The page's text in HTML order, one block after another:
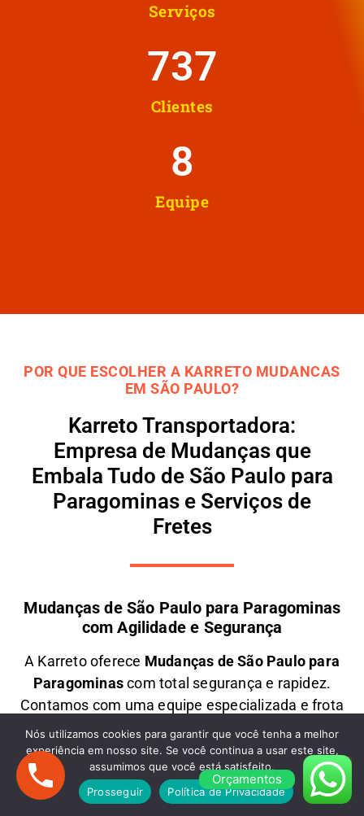
Serviços
Clientes
737
Equipe
8
POR QUE ESCOLHER A KARRETO MUDANCAS
EM SÃO PAULO?
Karreto Transportadora:
Empresa de Mudanças que
Embala Tudo de São Paulo para
Paragominas e Serviços de
Fretes
Mudanças de São Paulo para Paragominas
com Agilidade e Segurança
A Karretooferece Mudanças de São Paulo para
Paragominascom total segurança e rapidez.
Contamos com uma equipe especializada e frota
moderna para transportar seus móveis e objetos
comcuidado e eficiência. Seja umamudança
residencial ou comercial , garantimospreços
justos e atendimento personalizado. Solicite um
Orçamentos
Nós utilizamos cookies para garantir que você tenha a melhor
experiência em nosso site. Se você continua a usar este site,
assumimos que você está satisfeito.
Prosseguir
Política de Privacidade